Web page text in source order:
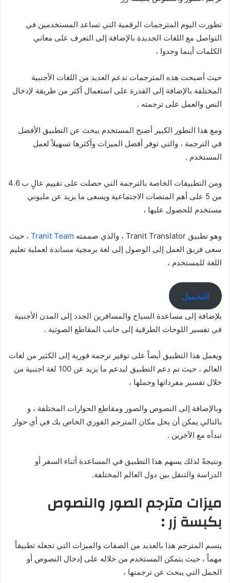
تطورت اليوم المترجمات الرقمية التي تساعد المستخدمين في
التواصل مع اللغات الجديدة بالإضافة إلى التعرف على معاني
الكلمات أينما وجدوا ،
حيث أصبحت هذه المترجمات تدعم العديد من اللغات الأجنبية
المختلفة بالإضافة إلى القدرة على استعمال أكثر من طريقة لإدخال
النص والعمل على ترجمته .
ومع هذا التطور الكبير أصبح المستخدم يبحث عن التطبيق الأفضل
في الترجمة ، والتي توفر أفضل الميزات وأكثرها تسهيلاً لعمل
المستخدم .
ومن التطبيقات الخاصة بالترجمة التي حصلت على تقييم عالٍ ب 4.6
من 5 على أهم المنصات الاجتماعية ويسعى ما يزيد عن مليوني
مستخدم للحصول عليها ،
وهو تطبيق Tranit Translator ، والذي صممته Tranit Team ، حيث
سعى فريق العمل إلى الوصول إلى لغة برمجية مساندة لعملية تعليم
اللغة للمستخدم ،
التحميل
بلإضافة إلى مساعدة السياح والمسافرين الجدد إلى المدن الأجنبية
في تفسير اللوحات الطرقية إلى جانب المقاطع الصوتية .
ويعمل هذا التطبيق أيضاً على توفير ترجمة فورية إلى الكثير من لغات
العالم ، حيث تم دعم التطبيق ليدعم ما يزيد عن 100 لغة اجنبية من
خلال تفسير مفرداتها وجملها ،
وبالإضافة إلى النصوص والصور ومقاطع الحوارات المختلفة ، و
بالتالي يمكن أن يحل مكان المترجم الفوري الخاص بك في أي حوار
تبدأه مع الآخرين .
ونتيجةً لذلك يسهم هذا التطبيق في المساعدة أثناء السفر أو
الدراسة والتنقل بين دول العالم المختلفة.
ميزات مترجم الصور والنصوص
بكبسة زر :
يتسم المترجم هذا بالعديد من الصفات والميزات التي تجعله تطبيقاً
مهماً ، حيث يتمكن المستخدم من خلاله على إدخال النصوص أو
الجمل التي يبحث عن ترجمتها ،